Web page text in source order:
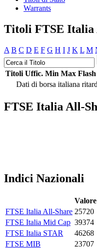
Warrants
Titoli FTSE Italia
A B C D E F G H I J K L M
Titoli Uffic. Min Max Flash
Dati di borsa italiana
FTSE Italia All-
Indici Nazionali
Valore
FTSE Italia All-Share 25720
FTSE Italia Mid Cap 39374
FTSE Italia STAR
46268
FTSE MIB
23707